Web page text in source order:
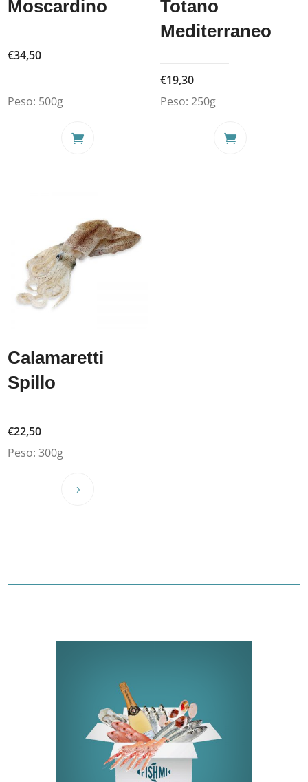
Moscardino
€34,50
Peso: 500g
Totano
Mediterraneo
€19,30
Peso: 250g
Calamaretti
Spillo
€22,50
Peso:300g